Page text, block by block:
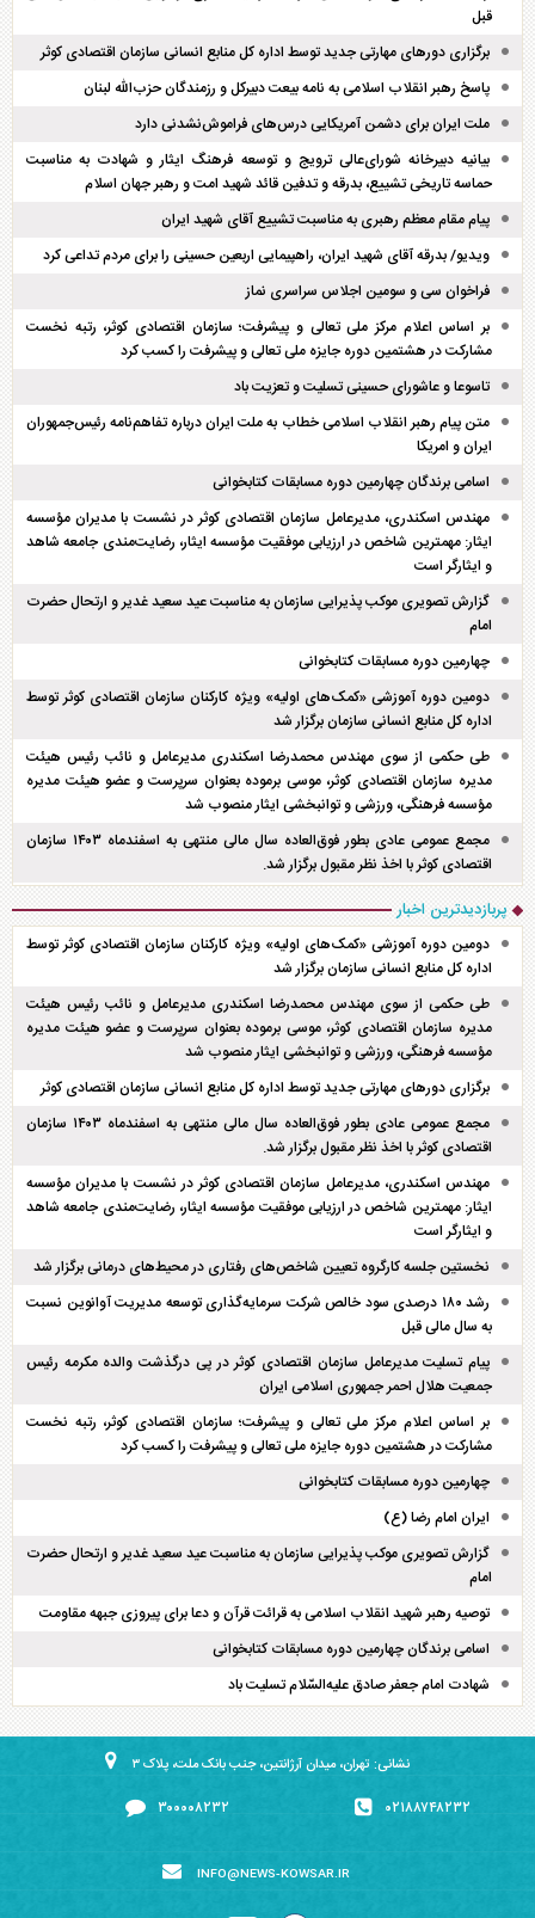
قبل
برگزاری دور‌های مهارتی جدید توسط اداره کل منابع انسانی سازمان اقتصادی کوثر
پاسخ رهبر انقلاب اسلامی به نامه بیعت دبیرکل و رزمندگان حزب‌الله لبنان
ملت ایران برای دشمن آمریکایی درس‌های فراموش‌نشدنی دارد
بیانیه دبیرخانه شورای‌عالی ترویج و توسعه فرهنگ ایثار و شهادت به مناسبت
حماسه تاریخی تشییع، بدرقه و تدفین قائد شهید امت و رهبر جهان اسلام
پیام مقام معظم رهبری به مناسبت تشییع آقای شهید ایران
ویدیو/ بدرقه آقای شهید ایران، راهپیمایی اربعین حسینی را برای مردم تداعی کرد
فراخوان سی و سومین اجلاس سراسری نماز
بر اساس اعلام مرکز ملی تعالی و پیشرفت؛ سازمان اقتصادی کوثر، رتبه نخست
مشارکت در هشتمین دوره جایزه ملی تعالی و پیشرفت را کسب کرد
تاسوعا و عاشورای حسینی تسلیت و تعزیت باد
متن پیام رهبر انقلاب اسلامی خطاب به ملت ایران درباره تفاهم‌نامه رئیس‌جمهوران
ایران و امریکا
اسامی برندگان چهارمین دوره مسابقات کتابخوانی
مهندس اسکندری، مدیرعامل سازمان اقتصادی کوثر در نشست با مدیران مؤسسه
ایثار: مهمترین شاخص در ارزیابی موفقیت مؤسسه ایثار، رضایت‌مندی جامعه شاهد
و ایثارگر است
گزارش تصویری موکب پذیرایی سازمان به مناسبت عید سعید غدیر و ارتحال حضرت
امام
چهارمین دوره مسابقات کتابخوانی
دومین دوره آموزشی «کمک‌های اولیه» ویژه کارکنان سازمان اقتصادی کوثر توسط
اداره کل منابع انسانی سازمان برگزار شد
طی حکمی از سوی مهندس محمدرضا اسکندری مدیرعامل و نائب رئیس هیئت
مدیره سازمان اقتصادی کوثر، موسی برموده بعنوان سرپرست و عضو هیئت مدیره
مؤسسه فرهنگی، ورزشی و توانبخشی ایثار منصوب شد
مجمع عمومی عادی بطور فوق‌العاده سال مالی منتهی به اسفند‌ماه ۱۴۰۳ سازمان
اقتصادی کوثر با اخذ نظر مقبول برگزار شد.
پربازدیدترین اخبار
دومین دوره آموزشی «کمک‌های اولیه» ویژه کارکنان سازمان اقتصادی کوثر توسط
اداره کل منابع انسانی سازمان برگزار شد
طی حکمی از سوی مهندس محمدرضا اسکندری مدیرعامل و نائب رئیس هیئت
مدیره سازمان اقتصادی کوثر، موسی برموده بعنوان سرپرست و عضو هیئت مدیره
مؤسسه فرهنگی، ورزشی و توانبخشی ایثار منصوب شد
برگزاری دور‌های مهارتی جدید توسط اداره کل منابع انسانی سازمان اقتصادی کوثر
مجمع عمومی عادی بطور فوق‌العاده سال مالی منتهی به اسفند‌ماه ۱۴۰۳ سازمان
اقتصادی کوثر با اخذ نظر مقبول برگزار شد.
مهندس اسکندری، مدیرعامل سازمان اقتصادی کوثر در نشست با مدیران مؤسسه
ایثار: مهمترین شاخص در ارزیابی موفقیت مؤسسه ایثار، رضایت‌مندی جامعه شاهد
و ایثارگر است
نخستین جلسه کارگروه تعیین شاخص‌های رفتاری در محیط‌های درمانی برگزار شد
رشد ۱۸۰ درصدی سود خالص شرکت سرمایه‌گذاری توسعه مدیریت آوانوین نسبت
به سال مالی قبل
پیام تسلیت مدیرعامل سازمان اقتصادی کوثر در پی درگذشت والده مکرمه رئیس
جمعیت هلال احمر جمهوری اسلامی ایران
بر اساس اعلام مرکز ملی تعالی و پیشرفت؛ سازمان اقتصادی کوثر، رتبه نخست
مشارکت در هشتمین دوره جایزه ملی تعالی و پیشرفت را کسب کرد
چهارمین دوره مسابقات کتابخوانی
ایران امام رضا (ع)
گزارش تصویری موکب پذیرایی سازمان به مناسبت عید سعید غدیر و ارتحال حضرت
امام
توصیه رهبر شهید انقلاب اسلامی به قرائت قرآن و دعا برای پیروزی جبهه مقاومت
اسامی برندگان چهارمین دوره مسابقات کتابخوانی
شهادت امام جعفر صادق علیه‌السّلام تسلیت باد
نشانی: تهران، میدان آرژانتین، جنب بانک ملت، پلاک ۳
۰۲۱۸۸۷۴۸۲۳۲ ۳۰۰۰۰۸۲۳۲
INFO@NEWS-KOWSAR.IR